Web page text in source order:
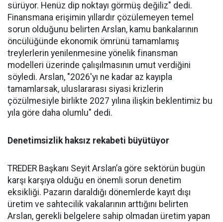
sürüyor. Henüz dip nok­tayı görmüş değiliz" dedi.
Finans­mana erişimin yıllardır çözüle­meyen temel
sorun olduğunu be­lirten Arslan, kamu bankalarının
öncülüğünde ekonomik ömrü­nü tamamlamış
treylerlerin ye­nilenmesine yönelik finansman
modelleri üzerinde çalışılması­nın umut verdiğini
söyledi. Ars­lan, "2026'yı ne kadar az kayıpla
tamamlarsak, uluslararası siya­si krizlerin
çözülmesiyle birlik­te 2027 yılına ilişkin beklentimiz bu
yıla göre daha olumlu" dedi.
Denetimsizlik haksız rekabeti büyütüyor
TREDER Başkanı Seyit Arslan’a göre sektörün bugün
karşı karşıya olduğu en önemli sorun denetim
eksikliği. Pazarın daraldığı dönemlerde kayıt dışı
üretim ve sahtecilik vakalarının arttığını belirten
Arslan, gerekli belgelere sahip olmadan üretim yapan